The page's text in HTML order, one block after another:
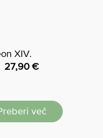
XIV.
27,90€
več